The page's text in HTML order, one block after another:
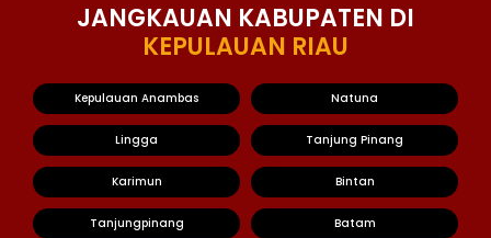
JANGKAUAN KABUPATEN DI
KEPULAUAN RIAU
Kepulauan Anambas Natuna
Lingga Tanjung Pinang
Karimun Bintan
Tanjungpinang Batam